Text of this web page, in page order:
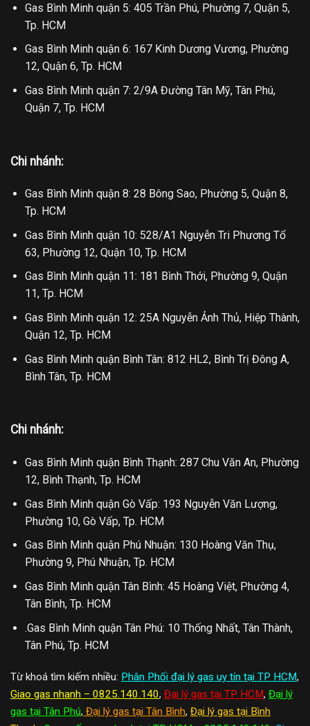
Gas Bình Minh quận 5: 405 Trần Phú, Phường 7, Quận 5,
Tp. HCM
Gas Bình Minh quận 6: 167 Kinh Dương Vương, Phường
12, Quận 6, Tp. HCM
Gas Bình Minh quận 7: 2/9A Đường Tân Mỹ, Tân Phú,
Quận 7, Tp. HCM
Chi nhánh:
Gas Bình Minh quận 8: 28 Bông Sao, Phường 5, Quận 8,
Tp. HCM
Gas Bình Minh quận 10: 528/A1 Nguyễn Tri Phương Tổ
63, Phường 12, Quận 10, Tp. HCM
Gas Bình Minh quận 11: 181 Bình Thới, Phường 9, Quận
11, Tp. HCM
Gas Bình Minh quận 12: 25A Nguyễn Ảnh Thủ, Hiệp Thành,
Quận 12, Tp. HCM
Gas Bình Minh quận Bình Tân: 812 HL2, Bình Trị Đông A,
Bình Tân, Tp. HCM
Chi nhánh:
Gas Bình Minh quận Bình Thạnh: 287 Chu Văn An, Phường
12, Bình Thạnh, Tp. HCM
Gas Bình Minh quận Gò Vấp: 193 Nguyễn Văn Lượng,
Phường 10, Gò Vấp, Tp. HCM
Gas Bình Minh quận Phú Nhuận: 130 Hoàng Văn Thụ,
Phường 9, Phú Nhuận, Tp. HCM
Gas Bình Minh quận Tân Bình: 45 Hoàng Việt, Phường 4,
Tân Bình, Tp. HCM
.Gas Bình Minh quận Tân Phú: 10 Thống Nhất, Tân Thành,
Tân Phú, Tp. HCM
Từ khoá tìm kiếm nhiều: Phân Phối đại lý gas uy tín tại TP HCM,
Giao gas nhanh – 0825.140.140, Đại lý gas tại TP HCM, Đại lý
gas tại Tân Phú, Đại lý gas tại Tân Bình, Đại lý gas tại Bình